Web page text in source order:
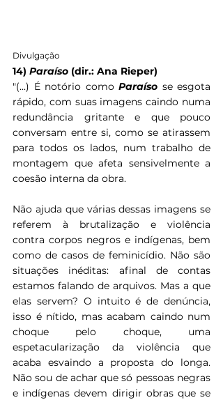
Divulgação
14) Paraíso (dir.: Ana Rieper)
"(...) É notório como Paraíso se esgota
rápido, com suas imagens caindo numa
redundância gritante e que pouco
conversam entre si, como se atirassem
para todos os lados, num trabalho de
montagem que afeta sensivelmente a
coesão interna da obra.
Não ajuda que várias dessas imagens se
referem à brutalização e violência
contra corpos negros e indígenas, bem
como de casos de feminicídio. Não são
situações inéditas: afinal de contas
estamos falando de arquivos. Mas a que
elas servem? O intuito é de denúncia,
isso é nítido, mas acabam caindo num
choque pelo choque, uma
espetacularização da violência que
acaba esvaindo a proposta do longa.
Não sou de achar que só pessoas negras
e indígenas devem dirigir obras que se